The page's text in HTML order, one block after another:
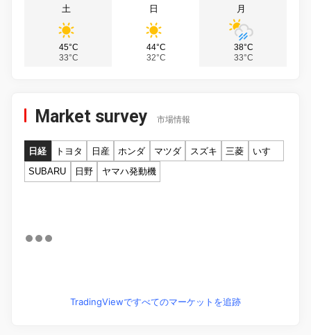
土
45°C
33°C
日
44°C
32°C
月
38°C
33°C
Market survey 市場情報
日経 トヨタ 日産 ホンダ マツダ スズキ 三菱
いすゞ
SUBARU
日野 ヤマハ発動機
TradingViewですべてのマーケットを追跡